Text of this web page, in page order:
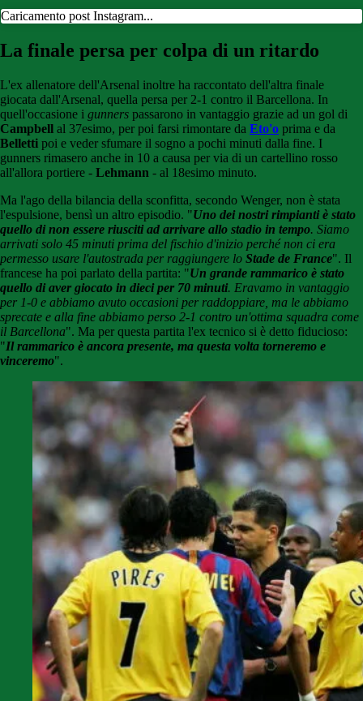
Caricamento post Instagram...
La finale persa per colpa di un ritardo
L'ex allenatore dell'Arsenal inoltre ha raccontato dell'altra finale
giocata dall'Arsenal, quella persa per 2-1 contro il Barcellona. In
quell'occasione i gunners passarono in vantaggio grazie ad un gol di
Campbell al 37esimo, per poi farsi rimontare da Eto'o prima e da
Belletti poi e veder sfumare il sogno a pochi minuti dalla fine. I
gunners rimasero anche in 10 a causa per via di un cartellino rosso
all'allora portiere - Lehmann - al 18esimo minuto.
Ma l'ago della bilancia della sconfitta, secondo Wenger, non è stata
l'espulsione, bensì un altro episodio. "Uno dei nostri rimpianti è stato
quello di non essere riusciti ad arrivare allo stadio in tempo. Siamo
arrivati ​​solo 45 minuti prima del fischio d'inizio perché non ci era
permesso usare l'autostrada per raggiungere lo Stade de France". Il
francese ha poi parlato della partita: "Un grande rammarico è stato
quello di aver giocato in dieci per 70 minuti. Eravamo in vantaggio
per 1-0 e abbiamo avuto occasioni per raddoppiare, ma le abbiamo
sprecate e alla fine abbiamo perso 2-1 contro un'ottima squadra come
il Barcellona". Ma per questa partita l'ex tecnico si è detto fiducioso:
"Il rammarico è ancora presente, ma questa volta torneremo e
vinceremo".